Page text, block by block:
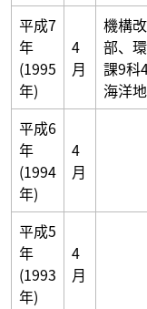
平成7
年
(1995
年)
4
月
機構
部、
課9科
海洋
平成6
年
(1994
年)
4
月
平成5
年
(1993
年)
4
月